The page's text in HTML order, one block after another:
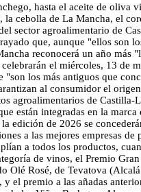
hasta el aceite de
cebolla de La Mancha, el
sector agroalimentario de
que, aunque "ellos son
reconocerá un año más
el miércoles, 13 de
los más antiguos que
al consumidor el
agroalimentarios de
están integradas en la
edición de 2026 se
a las mejores empresas
a todos los productos,
de vinos, el Premio
Rosé, de Tevatova
el premio a las añadas